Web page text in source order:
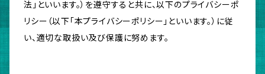
法」といいます。）を遵守すると共に、以下のプライバシーポ
リシー（以下「本プライバシーポリシー」といいます。）に従
い、適切な取扱い及び保護に努めます。